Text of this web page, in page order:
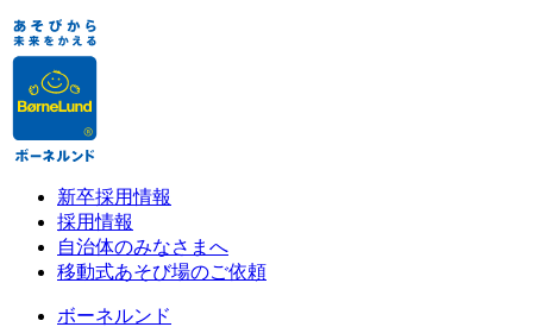
新卒採用情報
採用情報
自治体のみなさまへ
移動式あそび場のご依頼
ボーネルンド